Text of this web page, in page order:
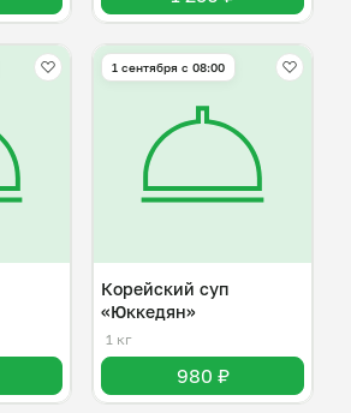
1 сентября с 08:00
Корейский суп
«Юккедян»
1 кг
980 ₽